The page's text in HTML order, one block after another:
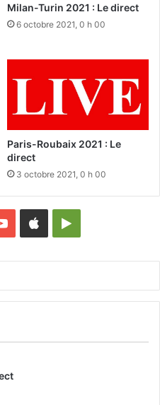
Milan-Turin 2021 : Le direct
6 octobre 2021, 0 h 00
Paris-Roubaix 2021 : Le
direct
3 octobre 2021, 0 h 00
YouTubeAppleGoogle